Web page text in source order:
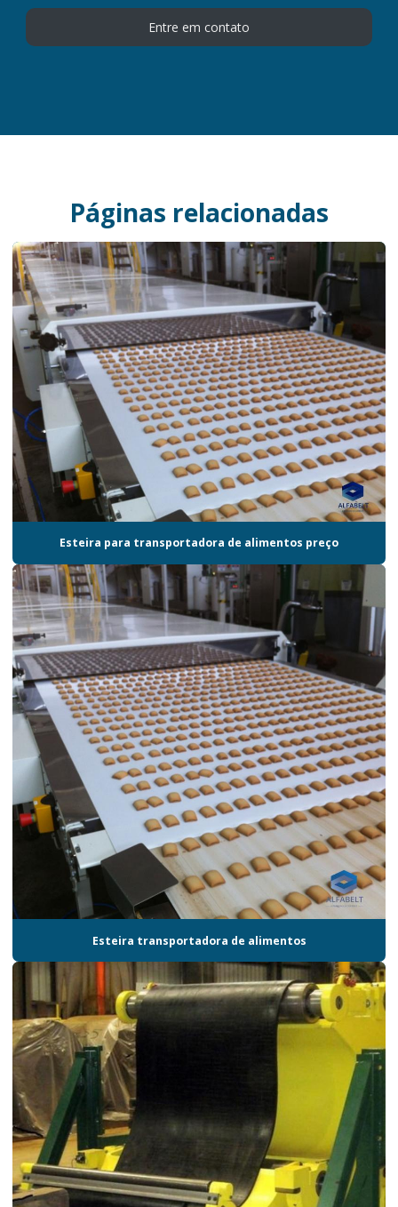
Entre em contato
Páginas relacionadas
Esteira para transportadora de alimentos preço
Esteira transportadora de alimentos